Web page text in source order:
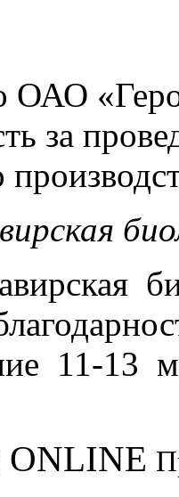
ОАО
за
11-13
ONLINE